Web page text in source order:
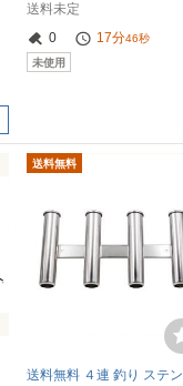
送料未定
0
17分45秒
未使用
送料無料